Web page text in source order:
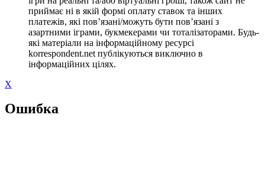
приймає ні в якій формі оплату ставок та інших
платежів, які пов’язані/можуть бути пов’язані з
азартними іграми, букмекерами чи тоталізаторами. Будь-
які матеріали на інформаційному ресурсі
korrespondent.net публікуються виключно в
інформаційних цілях.
X
Ошибка